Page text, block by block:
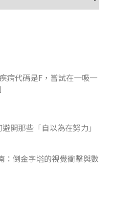
病代碼是F，嘗試在一吸一
開那些「自以為在努力」
：倒金字塔的視覺衝擊與數